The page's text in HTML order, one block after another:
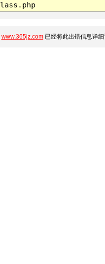
www.365jz.com已经将此出错信息详细